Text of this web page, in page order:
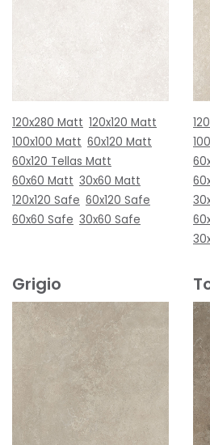
120x280 Matt 120x120 Matt
100x100 Matt 60x120 Matt
60x120 Tellas Matt
60x60 Matt 30x60 Matt
120x120 Safe 60x120 Safe
60x60 Safe 30x60 Safe
Grigio